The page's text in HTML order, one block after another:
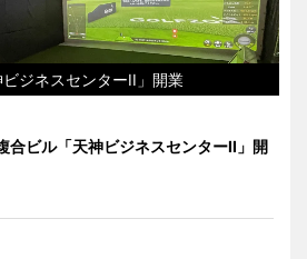
ジネスセンターII」開業
合ビル「天神ビジネスセンターII」開